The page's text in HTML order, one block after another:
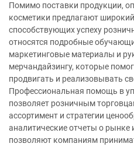
Помимо поставки продукции,
косметики предлагают широкий
способствующих успеху
относятся подробные
маркетинговые материалы и
мерчандайзингу, которые
продвигать и реализовывать
Профессиональная помощь в
позволяет розничным
ассортимент и стратегии
аналитические отчеты о рынке
позволяют компаниям